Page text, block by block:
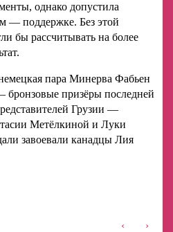
однако допустила
— поддержке. Без этой
бы рассчитывать на более
пара Минерва Фабьен
призёры последней
Грузии —
Метёлкиной и Луки
завоевали канадцы Лия
‹ ›